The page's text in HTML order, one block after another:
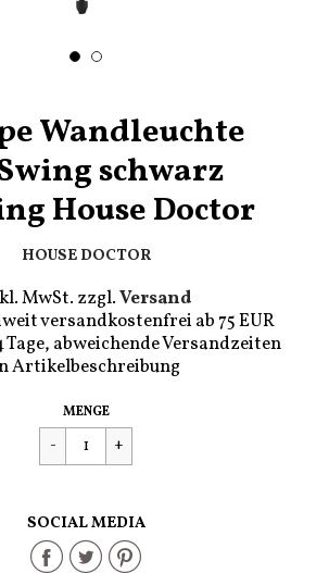
Wandleuchte
schwarz
House Doctor
HOUSE DOCTOR
MwSt. zzgl.Versand
versandkostenfrei ab 75 EUR
abweichende Versandzeiten
Artikelbeschreibung
Regulärer
Preis
€100,00
MENGE
SOCIAL MEDIA
Share
ShareShare